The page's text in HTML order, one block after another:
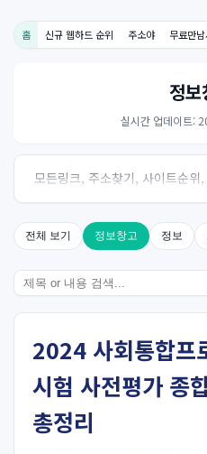
홈 신규 웹하드 순위 주소야 무료만
정보
실시간 업데이트:
모든링크, 주소찾기, 사이트순
증, 스포츠, 드라마, 커뮤
전체 보기 정보창고 정보
2024 사회통합프
시험 사전평가 종
총정리